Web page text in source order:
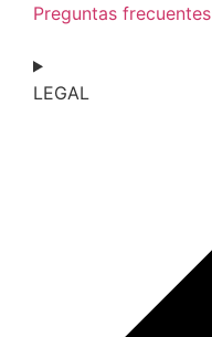
Preguntas frecuentes
LEGAL